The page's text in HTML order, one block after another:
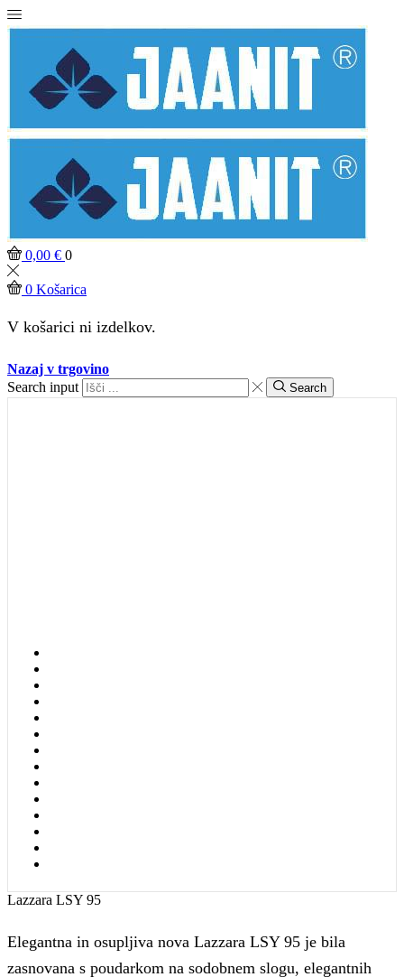
0,00 € 0
0 Košarica
V košarici ni izdelkov.
Nazaj v trgovino
Search input
Search
Lazzara LSY 95
Elegantna in osupljiva nova Lazzara LSY 95 je bila
zasnovana s poudarkom na sodobnem slogu, elegantnih